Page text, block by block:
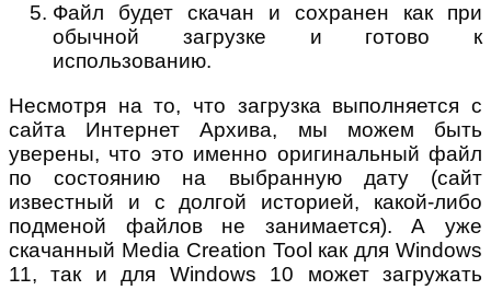
Файл будет скачан и сохранен как при
обычной загрузке и готово к
использованию.
Несмотря на то, что загрузка выполняется с
сайта Интернет Архива, мы можем быть
уверены, что это именно оригинальный файл
по состоянию на выбранную дату (сайт
известный и с долгой историей, какой-либо
подменой файлов не занимается). А уже
скачанный Media Creation Tool как для Windows
11, так и для Windows 10 может загружать